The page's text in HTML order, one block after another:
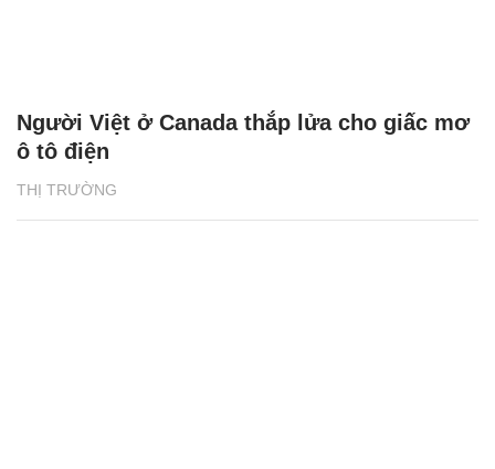
THỊ TRƯỜNG
Người Việt ở Canada thắp lửa cho giấc mơ
ô tô điện